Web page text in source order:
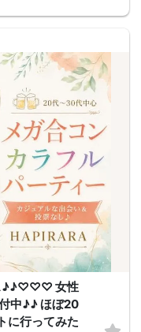
♪♪♡♡♡ 女性
中♪♪ ほぼ20
に行ってみた